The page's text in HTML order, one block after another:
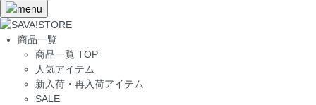
商品一覧
商品一覧 TOP
人気アイテム
新入荷・再入荷アイテム
SALE